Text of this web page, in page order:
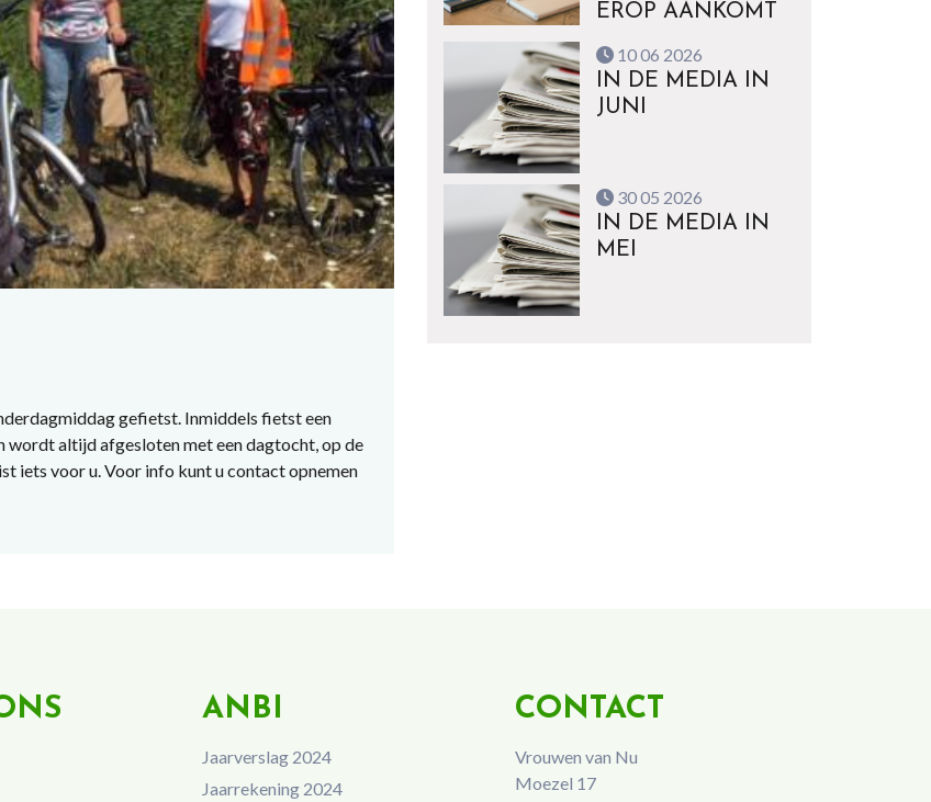
gefietst. Inmiddels fietst een
wordt altijd afgesloten met een dagtocht, op de
iets voor u. Voor info kunt u contact opnemen
EROP AANKOMT
10 06 2026
IN DE MEDIA IN
JUNI
30 05 2026
IN DE MEDIA IN
MEI
ANBI
Jaarverslag 2024
Jaarrekening 2024
CONTACT
Vrouwen van Nu
Moezel 17